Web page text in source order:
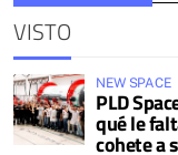
VISTO
NEW SPACE
PLD
qué le
cohete a